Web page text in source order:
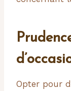
Opter pour